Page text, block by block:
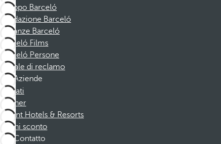
Gruppo Barceló
Fondazione Barceló
Vacanze Barceló
Barceló Films
Barceló Persone
Canale di reclamo
Aziende
Affiliati
Partner
Dorint Hotels & Resorts
Buoni sconto
Contatto